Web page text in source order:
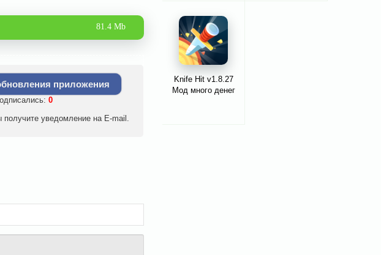
81.4 Mb
приложения
0
получите уведомление на E-mail.
Knife Hit v1.8.27
Мод много денег